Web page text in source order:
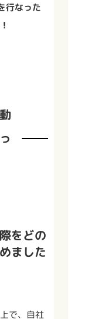
行なった
をどの
ました
で、自社